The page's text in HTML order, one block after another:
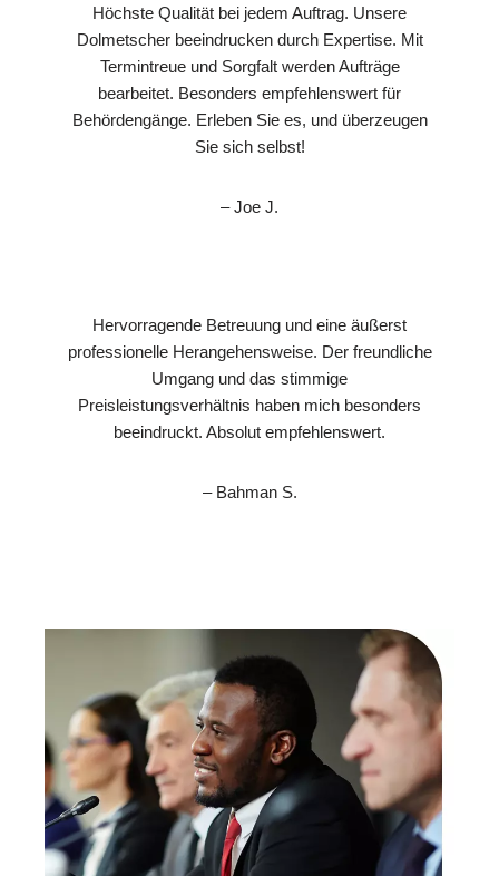
Höchste Qualität bei jedem Auftrag. Unsere
Dolmetscher beeindrucken durch Expertise. Mit
Termintreue und Sorgfalt werden Aufträge
bearbeitet. Besonders empfehlenswert für
Behördengänge. Erleben Sie es, und überzeugen
Sie sich selbst!
– Joe J.
Hervorragende Betreuung und eine äußerst
professionelle Herangehensweise. Der freundliche
Umgang und das stimmige
Preisleistungsverhältnis haben mich besonders
beeindruckt. Absolut empfehlenswert.
– Bahman S.